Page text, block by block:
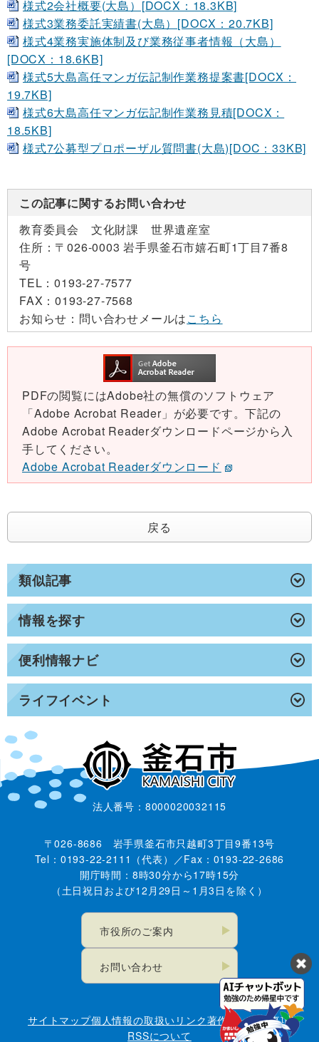
類似記事
情報を探す
便利情報ナビ
ライフイベント
様式2会社概要(大島）[DOCX：18.3KB]
様式3業務委託実績書(大島）[DOCX：20.7KB]
様式4業務実施体制及び業務従事者情報（大島）
[DOCX：18.6KB]
様式5大島高任マンガ伝記制作業務提案書[DOCX：
19.7KB]
様式6大島高任マンガ伝記制作業務見積[DOCX：
18.5KB]
様式7公募型プロポーザル質問書(大島)[DOC：33KB]
この記事に関するお問い合わせ
教育委員会 文化財課 世界遺産室
住所： 〒026-0003 岩手県釜石市嬉石町1丁目7番8
号
TEL：0193-27-7577
FAX：0193-27-7568
お知らせ： 問い合わせメールはこちら
PDFの閲覧にはAdobe社の無償のソフトウェア
「Adobe Acrobat Reader」が必要です。下記の
Adobe Acrobat Readerダウンロードページから入
手してください。
Adobe Acrobat Readerダウンロード
戻る
法人番号：8000020032115
〒026-8686 岩手県釜石市只越町3丁目9番13号
Tel：0193-22-2111（代表）／Fax：0193-22-2686
開庁時間：8時30分から17時15分
（土日祝日および12月29日～1月3日を除く）
市役所のご案内
お問い合わせ
サイトマップ個人情報の取扱い リンク著作権・免責事項
RSSについて